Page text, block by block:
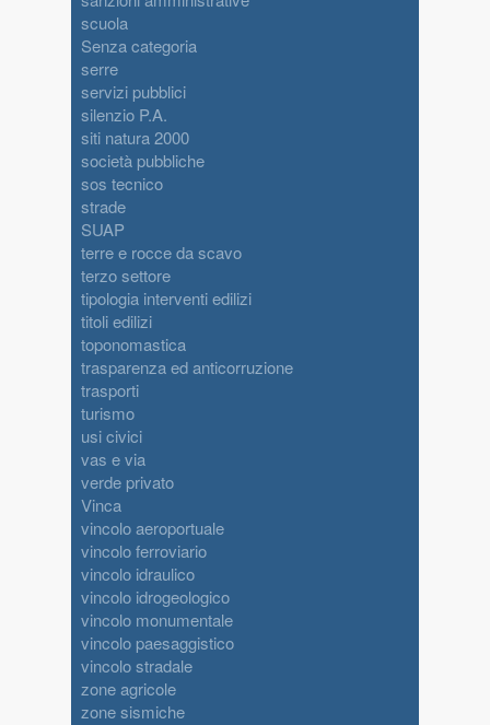
scuola
Senza categoria
serre
servizi pubblici
silenzio P.A.
siti natura 2000
società pubbliche
sos tecnico
strade
SUAP
terre e rocce da scavo
terzo settore
tipologia interventi edilizi
titoli edilizi
toponomastica
trasparenza ed anticorruzione
trasporti
turismo
usi civici
vas e via
verde privato
Vinca
vincolo aeroportuale
vincolo ferroviario
vincolo idraulico
vincolo idrogeologico
vincolo monumentale
vincolo paesaggistico
vincolo stradale
zone agricole
zone sismiche